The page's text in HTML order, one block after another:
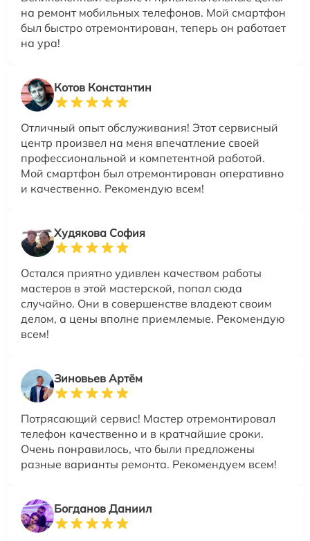
на ремонт мобильных телефонов. Мой смартфон
был быстро отремонтирован, теперь он работает
на ура!
Котов Константин
Отличный опыт обслуживания! Этот сервисный
центр произвел на меня впечатление своей
профессиональной и компетентной работой.
Мой смартфон был отремонтирован оперативно
и качественно. Рекомендую всем!
Худякова София
Остался приятно удивлен качеством работы
мастеров в этой мастерской, попал сюда
случайно. Они в совершенстве владеют своим
делом, а цены вполне приемлемые. Рекомендую
всем!
Зиновьев Артём
Потрясающий сервис! Мастер отремонтировал
телефон качественно и в кратчайшие сроки.
Очень понравилось, что были предложены
разные варианты ремонта. Рекомендуем всем!
Богданов Даниил